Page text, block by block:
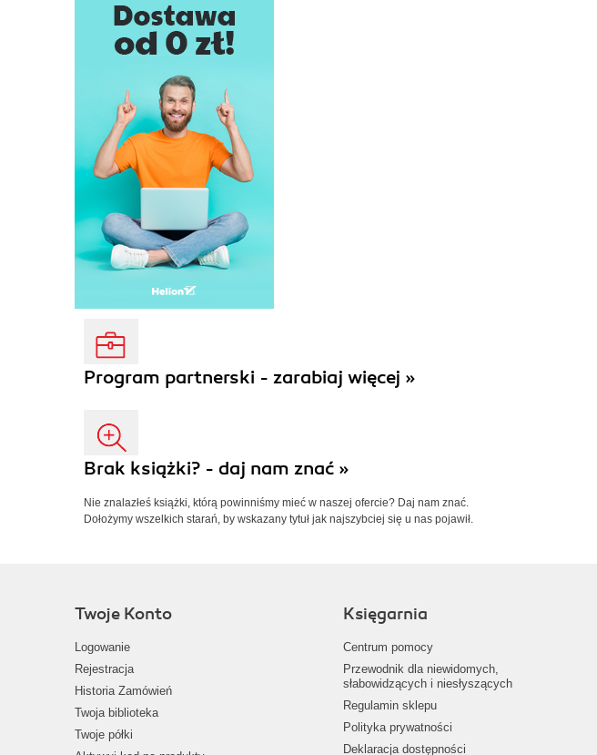
Program partnerski - zarabiaj więcej »
Brak książki? - daj nam znać »
Nie znalazłeś książki, którą powinniśmy mieć w naszej ofercie? Daj nam znać.
Dołożymy wszelkich starań, by wskazany tytuł jak najszybciej się u nas pojawił.
Twoje Konto
Logowanie
Rejestracja
Historia Zamówień
Twoja biblioteka
Twoje półki
Księgarnia
Centrum pomocy
Przewodnik dla niewidomych,
słabowidzących i niesłyszących
Regulamin sklepu
Polityka prywatności
Deklaracja dostępności